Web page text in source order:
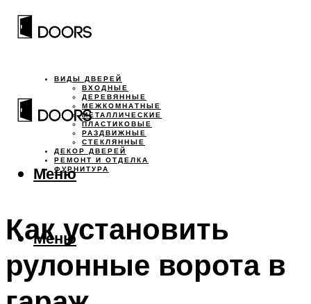
ВИДЫ ДВЕРЕЙ
ВХОДНЫЕ
ДЕРЕВЯННЫЕ
МЕЖКОМНАТНЫЕ
МЕТАЛЛИЧЕСКИЕ
ПЛАСТИКОВЫЕ
РАЗДВИЖНЫЕ
СТЕКЛЯННЫЕ
ДЕКОР ДВЕРЕЙ
РЕМОНТ И ОТДЕЛКА
ФУРНИТУРА
Меню
Меню
Как установить
рулонные ворота в